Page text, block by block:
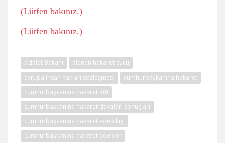
(Lütfen bakınız.)
(Lütfen bakınız.)
Adalet Bakanı
alenen hakaret suçu
avrupa insan hakları sözleşmesi
cumhurbaşkanına hakaret
cumhurbaşkanına hakaret affı
cumhurbaşkanına hakaret davaları sonuçları
cumhurbaşkanına hakaret eden kişi
cumhurbaşkanına hakaret edenler